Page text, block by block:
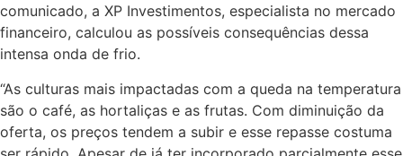
comunicado, a XP Investimentos, especialista no mercado
financeiro, calculou as possíveis consequências dessa
intensa onda de frio.
“As culturas mais impactadas com a queda na temperatura
são o café, as hortaliças e as frutas. Com diminuição da
oferta, os preços tendem a subir e esse repasse costuma